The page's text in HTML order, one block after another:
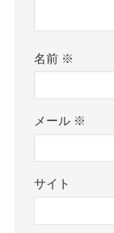
名前 ※
メール ※
サイト